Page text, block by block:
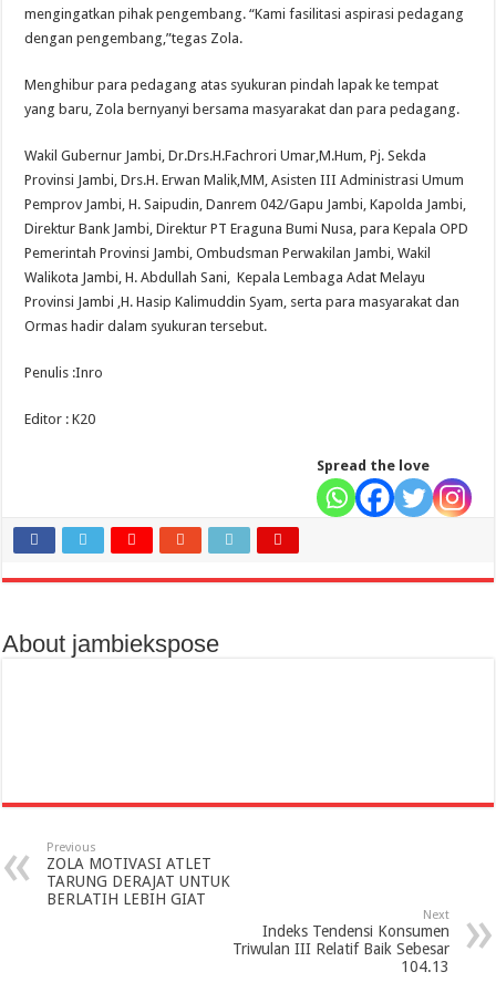
mengingatkan pihak pengembang. “Kami fasilitasi aspirasi pedagang
dengan pengembang,”tegas Zola.
Menghibur para pedagang atas syukuran pindah lapak ke tempat
yang baru, Zola bernyanyi bersama masyarakat dan para pedagang.
Wakil Gubernur Jambi, Dr.Drs.H.Fachrori Umar,M.Hum, Pj. Sekda
Provinsi Jambi, Drs.H. Erwan Malik,MM, Asisten III Administrasi Umum
Pemprov Jambi, H. Saipudin, Danrem 042/Gapu Jambi, Kapolda Jambi,
Direktur Bank Jambi, Direktur PT Eraguna Bumi Nusa, para Kepala OPD
Pemerintah Provinsi Jambi, Ombudsman Perwakilan Jambi, Wakil
Walikota Jambi, H. Abdullah Sani, Kepala Lembaga Adat Melayu
Provinsi Jambi ,H. Hasip Kalimuddin Syam, serta para masyarakat dan
Ormas hadir dalam syukuran tersebut.
Penulis :Inro
Editor : K20
Spread the love
About jambiekspose
Previous
ZOLA MOTIVASI ATLET
TARUNG DERAJAT UNTUK
BERLATIH LEBIH GIAT
Next
Indeks Tendensi Konsumen
Triwulan III Relatif Baik Sebesar
104.13